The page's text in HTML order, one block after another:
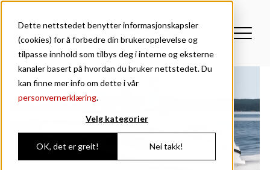
Dette nettstedet benytter informasjonskapsler
(cookies) for å forbedre din brukeropplevelse og
tilpasse innhold som tilbys deg i interne og eksterne
kanaler basert på hvordan du bruker nettstedet. Du
kan finne mer info om dette i vår
personvernerklæring.
Velg kategorier
OK, det er greit! Nei takk!